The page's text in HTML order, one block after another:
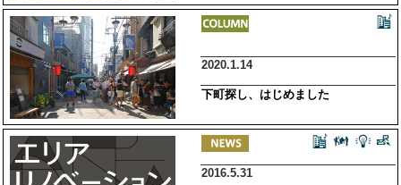
2020.1.14
下町探し、はじめました
2016.5.31